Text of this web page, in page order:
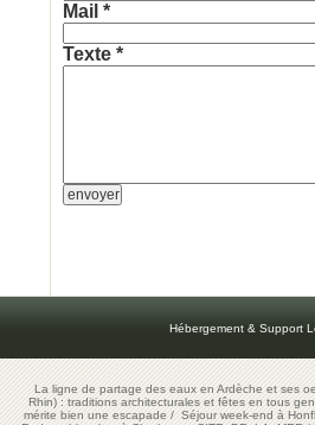
Mail *
Texte *
Hébergement & Support
La ligne de partage des eaux en Ardèche et ses
Rhin) : traditions architecturales et fêtes en tous
mérite bien une escapade/Séjour week-end à